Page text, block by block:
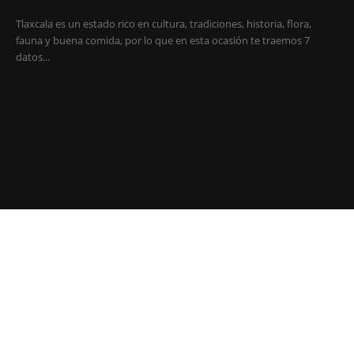
Tlaxcala es un estado rico en cultura, tradiciones, historia, flora,
fauna y buena comida, por lo que en esta ocasión te traemos 7
datos...